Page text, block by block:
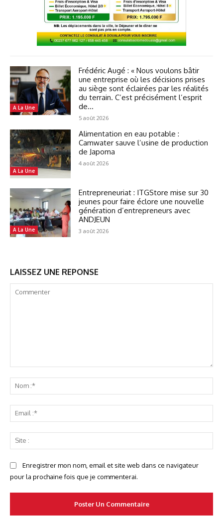
A La Une
Frédéric Augé : « Nous voulons bâtir
une entreprise où les décisions prises
au siège sont éclairées par les réalités
du terrain. C’est précisément l’esprit
de...
5 août 2026
A La Une
Alimentation en eau potable :
Camwater sauve l’usine de production
de Japoma
4 août 2026
A La Une
Entrepreneuriat : ITGStore mise sur 30
jeunes pour faire éclore une nouvelle
génération d’entrepreneurs avec
ANDJEUN
3 août 2026
LAISSEZ UNE REPONSE
:*
:*
:
Enregistrer mon nom, email et site web dans ce navigateur
pour la prochaine fois que je commenterai.